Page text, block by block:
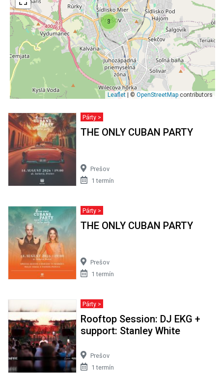
3
Leaflet | © OpenStreetMap contributors
Párty >
THE ONLY CUBAN PARTY
Prešov
1 termín
Párty >
THE ONLY CUBAN PARTY
Prešov
1 termín
Párty >
Rooftop Session: DJ EKG +
support: Stanley White
Prešov
1 termín